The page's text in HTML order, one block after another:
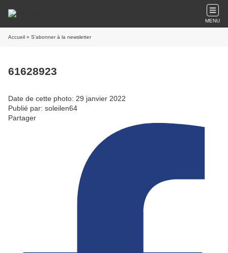
MENU
Accueil » S'abonner à la newsletter
61628923
Date de cette photo: 29 janvier 2022
Publié par: soleilen64
Partager